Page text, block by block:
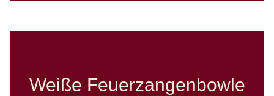
Weiße Feuerzangenbowle